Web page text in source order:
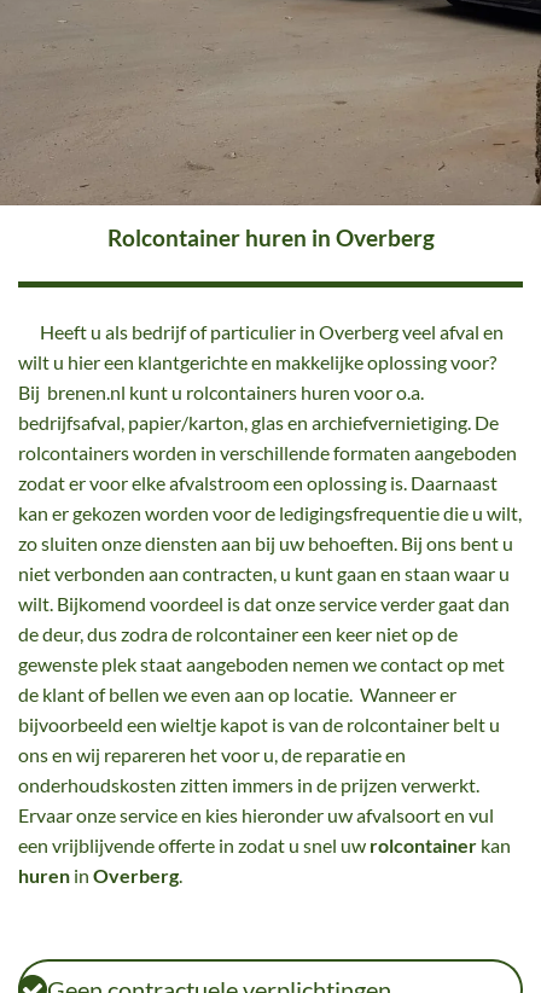
Rolcontainer huren in Overberg
Heeft u als bedrijf of particulier in Overberg veel afval en
wilt u hier een klantgerichte en makkelijke oplossing voor?
Bij brenen.nl kunt u rolcontainers huren voor o.a.
bedrijfsafval, papier/karton, glas en archiefvernietiging. De
rolcontainers worden in verschillende formaten aangeboden
zodat er voor elke afvalstroom een oplossing is. Daarnaast
kan er gekozen worden voor de ledigingsfrequentie die u wilt,
zo sluiten onze diensten aan bij uw behoeften. Bij ons bent u
niet verbonden aan contracten, u kunt gaan en staan waar u
wilt. Bijkomend voordeel is dat onze service verder gaat dan
de deur, dus zodra de rolcontainer een keer niet op de
gewenste plek staat aangeboden nemen we contact op met
de klant of bellen we even aan op locatie. Wanneer er
bijvoorbeeld een wieltje kapot is van de rolcontainer belt u
ons en wij repareren het voor u, de reparatie en
onderhoudskosten zitten immers in de prijzen verwerkt.
Ervaar onze service en kies hieronder uw afvalsoort en vul
een vrijblijvende offerte in zodat u snel uw rolcontainer kan
huren in Overberg.